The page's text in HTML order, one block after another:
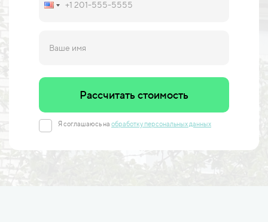
Рассчитать стоимость
Я соглашаюсь на обработку персональных данных